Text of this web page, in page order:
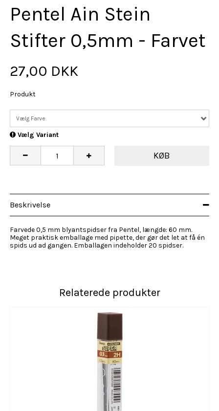
Pentel Ain Stein
Stifter 0,5mm - Farvet
27,00 DKK
Produkt
Vælg Farve
Vælg Variant
KØB
Beskrivelse
Farvede 0,5 mm blyantspidser fra Pentel, længde: 60 mm.
Meget praktisk emballage med pipette, der gør det let at få én
spids ud ad gangen. Emballagen indeholder 20 spidser.
Relaterede produkter